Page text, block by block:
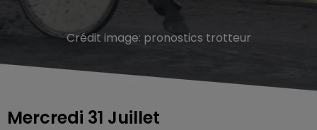
Crédit image: pronostics trotteur
Mercredi 31 Juillet